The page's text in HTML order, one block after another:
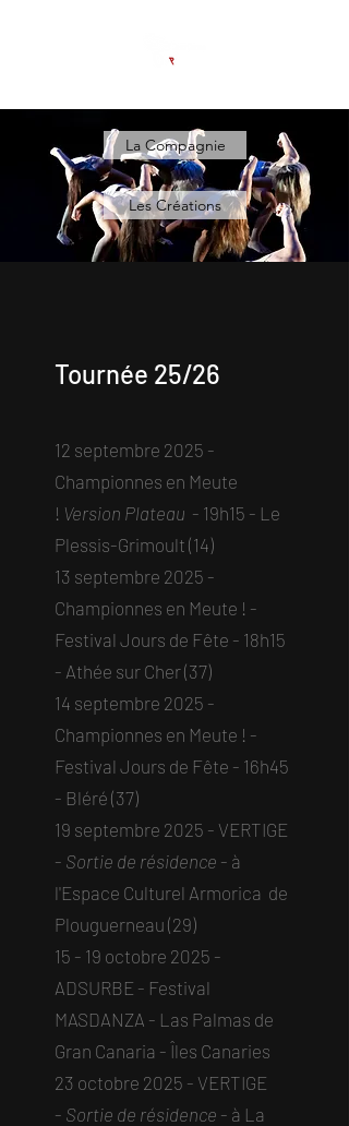
La Compagnie
Les Créations
Tournée 25/26
12 septembre 2025 -
Championnes en Meute
! Version Plateau - 19h15 - Le
Plessis-Grimoult (14)​
13 septembre 2025 -
Championnes en Meute ! -
Festival Jours de Fête - 18h15
- Athée sur Cher (37)​
14 septembre 2025 -
Championnes en Meute ! -
Festival Jours de Fête - 16h45
- Bléré (37)​​
19 septembre 2025 - VERTIGE
- Sortie de résidence - à
l'Espace Culturel Armorica de
Plouguerneau (29)​
15 - 19 octobre 2025 -
ADSURBE - Festival
MASDANZA - Las Palmas de
Gran Canaria - Îles Canaries ​
23 octobre 2025 - VERTIGE
- Sortie de résidence - à La